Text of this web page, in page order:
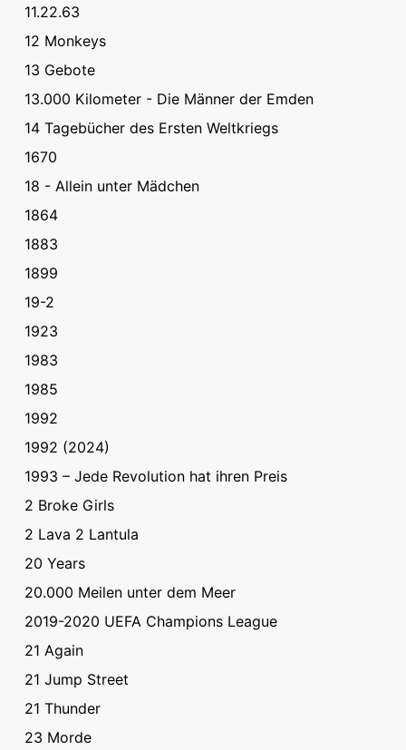
11.22.63
12 Monkeys
13 Gebote
13.000 Kilometer - Die Männer der Emden
14 Tagebücher des Ersten Weltkriegs
1670
18 - Allein unter Mädchen
1864
1883
1899
19-2
1923
1983
1985
1992
1992 (2024)
1993 – Jede Revolution hat ihren Preis
2 Broke Girls
2 Lava 2 Lantula
20 Years
20.000 Meilen unter dem Meer
2019-2020 UEFA Champions League
21 Again
21 Jump Street
21 Thunder
23 Morde